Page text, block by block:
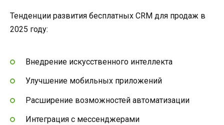
Тенденции развития бесплатных CRM для продаж в
2025 году:
Внедрение искусственного интеллекта
Улучшение мобильных приложений
Расширение возможностей автоматизации
Интеграция с мессенджерами